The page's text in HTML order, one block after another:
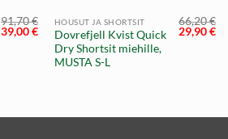
91,70€
Alkuperäinen
hinta
39,00€Nykyinen
hinta
39,00 €.
HOUSUT JA SHORTSIT
Dovrefjell Kvist Quick
Dry Shortsit miehille,
MUSTA S-L
66,20€
hinta
29,90€